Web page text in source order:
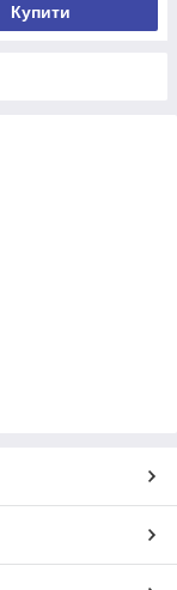
Купити